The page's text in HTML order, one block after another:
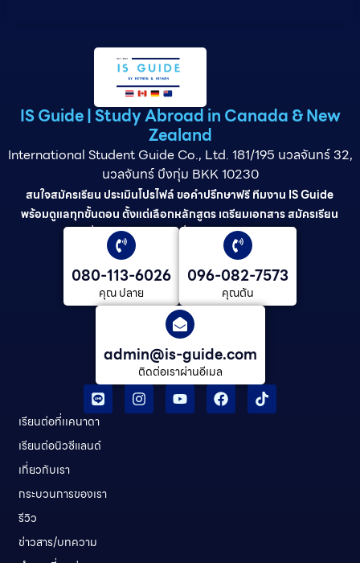
IS Guide | Study Abroad in Canada & New
Zealand
International Student Guide Co., Ltd. 181/195 นวลจันทร์ 32,
นวลจันทร์ บึงกุ่ม BKK 10230
สนใจสมัครเรียน ประเมินโปรไฟล์ ขอคำปรึกษาฟรี ทีมงาน IS Guide
พร้อมดูแลทุกขั้นตอน ตั้งแต่เลือกหลักสูตร เตรียมเอกสาร สมัครเรียน
ยื่นวีซ่า และดูแลต่อเนื่องจนจบการศึกษา
080-113-6026
คุณ ปลาย
096-082-7573
คุณต้น
admin@is-guide.com
ติดต่อเราผ่านอีเมล
เรียนต่อที่เเคนาดา
เรียนต่อนิวซีแลนด์​
เกี่ยวกับเรา
กระบวนการของเรา
รีวิว
ข่าวสาร/บทความ